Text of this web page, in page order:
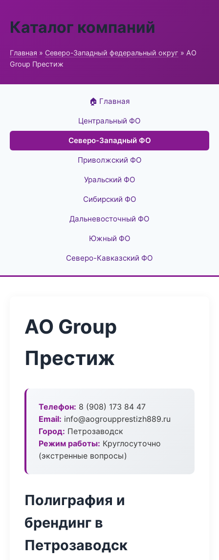
Каталог компаний
Главная » Северо-Западный федеральный округ » АО
Group Престиж
🏠 Главная
Центральный ФО
Северо-Западный ФО
Приволжский ФО
Уральский ФО
Сибирский ФО
Дальневосточный ФО
Южный ФО
Северо-Кавказский ФО
АО Group
Престиж
Телефон: 8 (908) 173 84 47
Email: info@aogroupprestizh889.ru
Город: Петрозаводск
Режим работы: Круглосуточно
(экстренные вопросы)
Полиграфия и
брендинг в
Петрозаводск